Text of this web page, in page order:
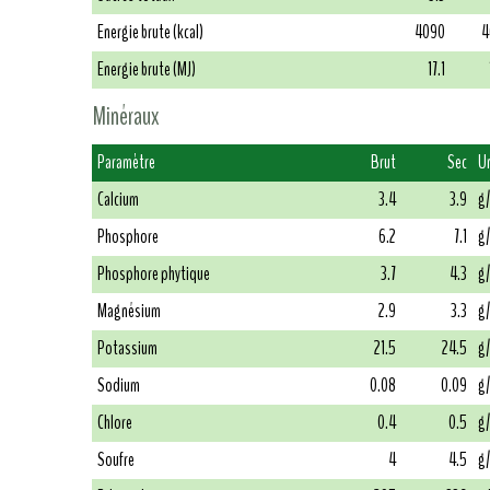
Energie brute (kcal)
4090
Energie brute (MJ)
17.1
Minéraux
Paramètre Brut Sec
Calcium
3.4 3.9
Phosphore
6.2 7.1
Phosphore phytique
3.7 4.3
Magnésium
2.9 3.3
Potassium
21.5 24.5
Sodium
0.08 0.09
Chlore
0.4 0.5
Soufre
4 4.5